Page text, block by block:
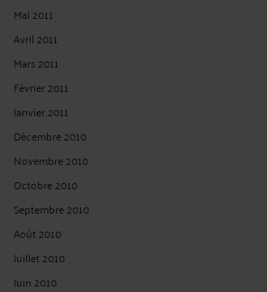
Mai 2011
Avril 2011
Mars 2011
Février 2011
Janvier 2011
Décembre 2010
Novembre 2010
Octobre 2010
Septembre 2010
Août 2010
Juillet 2010
Juin 2010